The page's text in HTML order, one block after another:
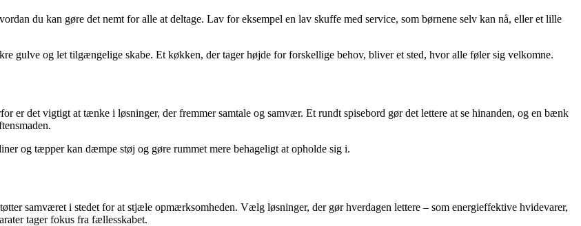
du kan gøre det nemt for alle at deltage. Lav for eksempel en lav skuffe med service, som børnene selv kan nå, eller et lille
gulve og let tilgængelige skabe. Et køkken, der tager højde for forskellige behov, bliver et sted, hvor alle føler sig velkomne.
er det vigtigt at tænke i løsninger, der fremmer samtale og samvær. Et rundt spisebord gør det lettere at se hinanden, og en bænk
og tæpper kan dæmpe støj og gøre rummet mere behageligt at opholde sig i.
samværet i stedet for at stjæle opmærksomheden. Vælg løsninger, der gør hverdagen lettere – som energieffektive hvidevarer,
tager fokus fra fællesskabet.